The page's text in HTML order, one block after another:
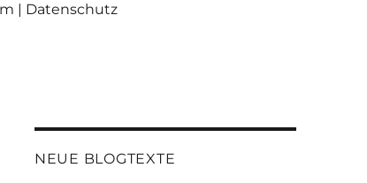
| Datenschutz
NEUE BLOGTEXTE